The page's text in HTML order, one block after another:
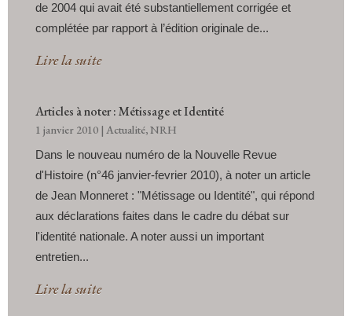
de 2004 qui avait été substantiellement corrigée et
complétée par rapport à l’édition originale de...
Lire la suite
Articles à noter : Métissage et Identité
1 janvier 2010 | Actualité,NRH
Dans le nouveau numéro de la Nouvelle Revue
d'Histoire (n°46 janvier-fevrier 2010), à noter un article
de Jean Monneret : "Métissage ou Identité", qui répond
aux déclarations faites dans le cadre du débat sur
l'identité nationale. A noter aussi un important
entretien...
Lire la suite